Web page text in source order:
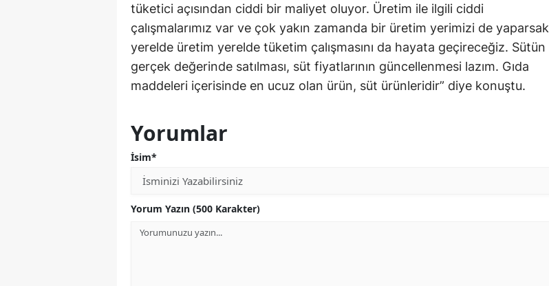
tüketici açısından ciddi bir maliyet oluyor. Üretim ile ilgili ciddi
çalışmalarımız var ve çok yakın zamanda bir üretim yerimizi de yaparsak
yerelde üretim yerelde tüketim çalışmasını da hayata geçireceğiz. Sütün
gerçek değerinde satılması, süt fiyatlarının güncellenmesi lazım. Gıda
maddeleri içerisinde en ucuz olan ürün, süt ürünleridir” diye konuştu.
Yorumlar
İsim*
Yorum Yazın (500 Karakter)